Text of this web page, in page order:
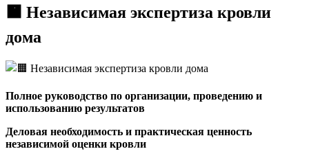
🟧 Независимая экспертиза кровли
дома
Полное руководство по организации, проведению и
использованию результатов
Деловая необходимость и практическая ценность
независимой оценки кровли